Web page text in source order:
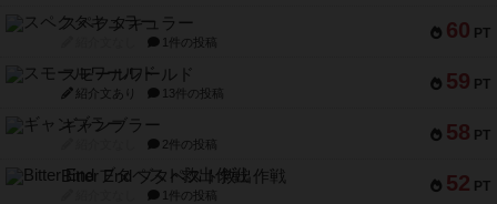
60 PT
スペクタキュラー
1件の投稿
59 PT
スモールワールド
紹介文あり 13件の投稿
58 PT
ギャンブラー
2件の投稿
52 PT
Bitter End ブタペスト救出作戦
1件の投稿